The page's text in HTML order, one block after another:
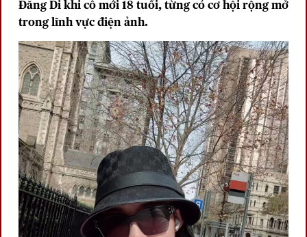
Đăng Di khi cô mới 18 tuổi, từng có cơ hội rộng mở
trong lĩnh vực điện ảnh.